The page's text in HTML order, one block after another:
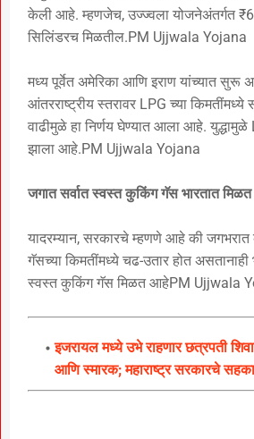
केली आहे. म्हणजेच, उज्ज्वला योजनेअंतर्गत
सिलिंडरच मिळतील.PM Ujjwala Yojana
मध्य पूर्वेत अमेरिका आणि इराण यांच्यात सुरू
आंतरराष्ट्रीय स्तरावर LPG च्या किमतींमध्ये
वाढीमुळे हा निर्णय घेण्यात आला आहे. युद्धामुळे
झाला आहे.PM Ujjwala Yojana
जगात सर्वात स्वस्त कुकिंग गॅस भारतात
यादरम्यान, सरकारचे म्हणणे आहे की जगभरात
गॅसच्या किमतींमध्ये चढ-उतार होत असतानाही
स्वस्त कुकिंग गॅस मिळत आहेPM Ujjwala
इजरायल मध्ये उभे राहणार छत्रपती
आणि स्मारक; महाराष्ट्र सरकारचे